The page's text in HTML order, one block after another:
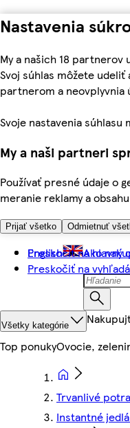
Nastavenia
My a našich 18
Svoj súhlas môžete
partnerom a neovplyvnia
Svoje nastavenia
My a naši partneri
Používať presné údaje o
meranie reklamy a
Prijať všetko Odmietnuť
Preskočiť na hlavný
Preskočiť na
English Ako
Všetky kategórie
Top ponukyOvocie,
Trvanlivé
Instantné